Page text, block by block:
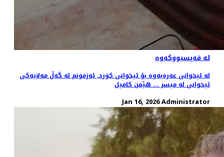
لە فەیسبووکەوە
لە ئیخوانى عەرەبەوە بۆ ئیخوانى کورد, ئەزمونم لە گەڵ مەلایەکى
ئیخوانى لە میسر ... هێمن کامیل
Jan 16, 2026Administrator